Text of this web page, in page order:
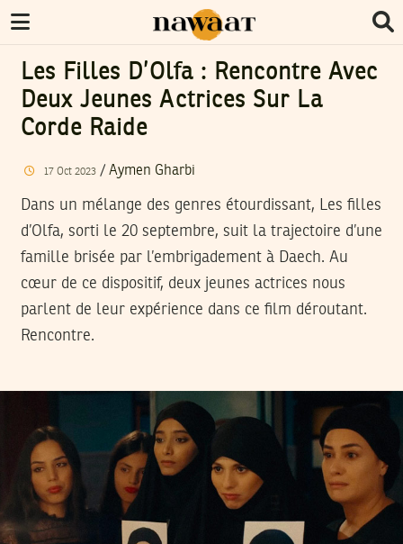
Les Filles D’Olfa : Rencontre Avec
Deux Jeunes Actrices Sur La
Corde Raide
17 Oct 2023/ Aymen Gharbi
Dans un mélange des genres étourdissant, Les filles
d’Olfa, sorti le 20 septembre, suit la trajectoire d’une
famille brisée par l’embrigadement à Daech. Au
cœur de ce dispositif, deux jeunes actrices nous
parlent de leur expérience dans ce film déroutant.
Rencontre.